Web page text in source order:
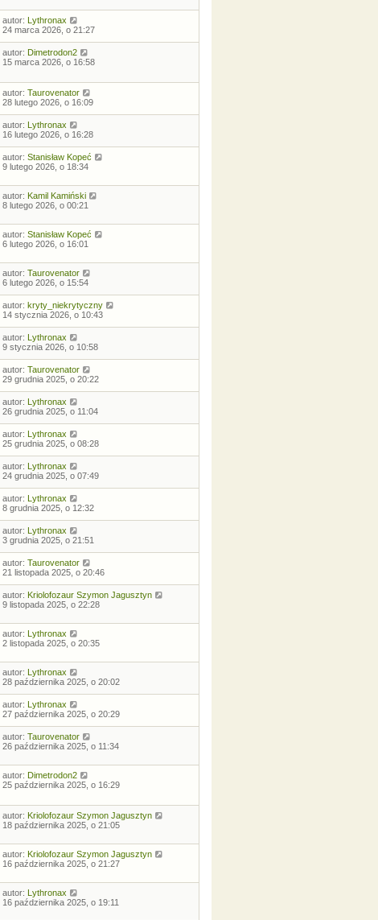
autor: Lythronax
24 marca 2026, o 21:27
autor: Dimetrodon2
15 marca 2026, o 16:58
autor: Taurovenator
28 lutego 2026, o 16:09
autor: Lythronax
16 lutego 2026, o 16:28
autor: Stanisław Kopeć
9 lutego 2026, o 18:34
autor: Kamil Kamiński
8 lutego 2026, o 00:21
autor: Stanisław Kopeć
6 lutego 2026, o 16:01
autor: Taurovenator
6 lutego 2026, o 15:54
autor: kryty_niekrytyczny
14 stycznia 2026, o 10:43
autor: Lythronax
9 stycznia 2026, o 10:58
autor: Taurovenator
29 grudnia 2025, o 20:22
autor: Lythronax
26 grudnia 2025, o 11:04
autor: Lythronax
25 grudnia 2025, o 08:28
autor: Lythronax
24 grudnia 2025, o 07:49
autor: Lythronax
8 grudnia 2025, o 12:32
autor: Lythronax
3 grudnia 2025, o 21:51
autor: Taurovenator
21 listopada 2025, o 20:46
autor: Kriolofozaur Szymon Jagusztyn
9 listopada 2025, o 22:28
autor: Lythronax
2 listopada 2025, o 20:35
autor: Lythronax
28 października 2025, o 20:02
autor: Lythronax
27 października 2025, o 20:29
autor: Taurovenator
26 października 2025, o 11:34
autor: Dimetrodon2
25 października 2025, o 16:29
autor: Kriolofozaur Szymon Jagusztyn
18 października 2025, o 21:05
autor: Kriolofozaur Szymon Jagusztyn
16 października 2025, o 21:27
autor: Lythronax
16 października 2025, o 19:11